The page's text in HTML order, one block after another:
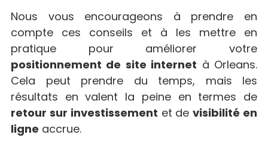
Nous vous encourageons à prendre en
compte ces conseils et à les mettre en
pratique pour améliorer votre
positionnement de site internet à Orleans.
Cela peut prendre du temps, mais les
résultats en valent la peine en termes de
retour sur investissement et devisibilité en
ligne accrue.